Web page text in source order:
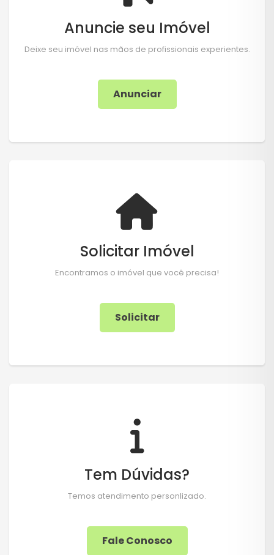
Anuncie seu Imóvel
Deixe seu imóvel nas mãos de profissionais experientes.
Anunciar
Solicitar Imóvel
Encontramos o imóvel que você precisa!
Solicitar
Tem Dúvidas?
Temos atendimento personlizado.
Fale Conosco